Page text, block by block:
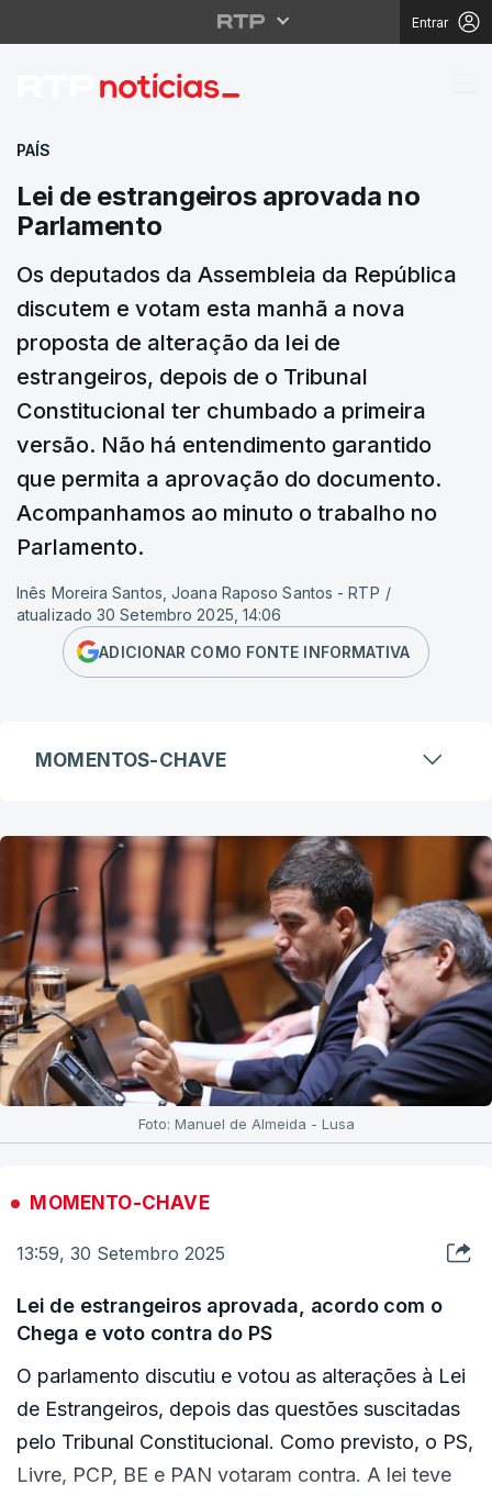
Entrar
Lei de estrangeiros
PAÍS
Lei de estrangeiros aprovada no
Parlamento
Os deputados da Assembleia da República
discutem e votam esta manhã a nova
proposta de alteração da lei de
estrangeiros, depois de o Tribunal
Constitucional ter chumbado a primeira
versão. Não há entendimento garantido
que permita a aprovação do documento.
Acompanhamos ao minuto o trabalho no
Parlamento.
Inês Moreira Santos, Joana Raposo Santos - RTP /
atualizado 30 Setembro 2025, 14:06
ADICIONAR COMO FONTE INFORMATIVA
MOMENTOS-CHAVE
Foto: Manuel de Almeida - Lusa
MOMENTO-CHAVE
13:59, 30 Setembro 2025
Lei de estrangeiros aprovada, acordo com o
Chega e voto contra do PS
O parlamento discutiu e votou as alterações à Lei
de Estrangeiros, depois das questões suscitadas
pelo Tribunal Constitucional. Como previsto, o PS,
Livre, PCP, BE e PAN votaram contra. A lei teve